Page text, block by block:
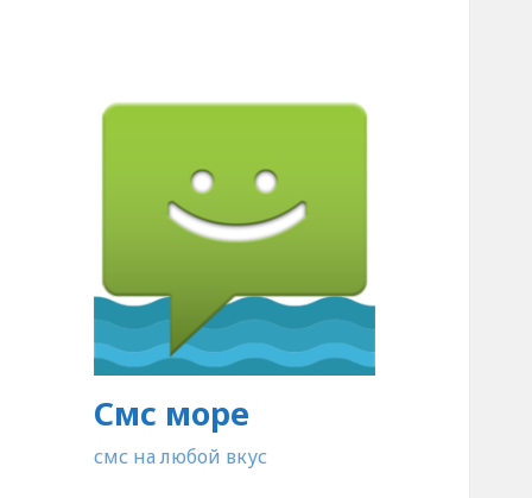
Смс море
смс на любой вкус